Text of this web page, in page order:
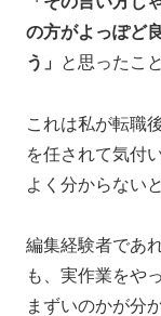
の方がよっぽど
う」
と思ったこ
これは私が転職
を任されて気付
よく分からない
編集経験者であ
も、実作業をや
まずいのかが分